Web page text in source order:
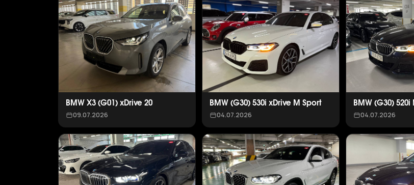
BMW X3 (G01) xDrive 20
09.07.2026
BMW (G30) 530i xDrive M Sport
04.07.2026
BMW (G30) 520i
04.07.2026